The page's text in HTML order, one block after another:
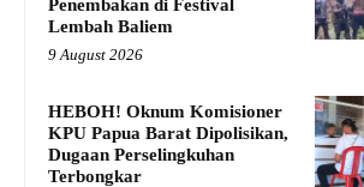
Penembakan di Festival
Lembah Baliem
9 August 2026
HEBOH! Oknum Komisioner
KPU Papua Barat Dipolisikan,
Dugaan Perselingkuhan
Terbongkar